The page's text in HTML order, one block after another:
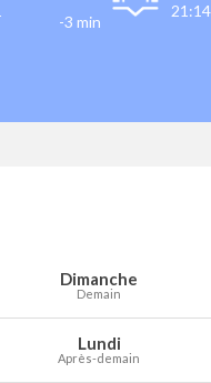
-3 min
21:14
Prévisions météo à Maaseik
Météo Températures
Dimanche
Demain
Lundi
Après-demain